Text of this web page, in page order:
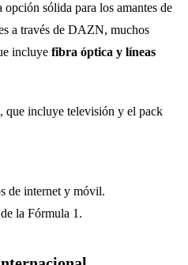
sólida para los amantes de
a través de DAZN, muchos
incluye fibra óptica y líneas
que incluye televisión y el pack
de internet y móvil.
la Fórmula 1.